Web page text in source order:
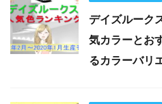
デイズルーク
気カラーとお
るカラーバリ